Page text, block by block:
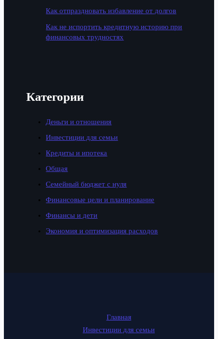
Как отпраздновать избавление от долгов
Как не испортить кредитную историю при
финансовых трудностях
Категории
Деньги и отношения
Инвестиции для семьи
Кредиты и ипотека
Общая
Семейный бюджет с нуля
Финансовые цели и планирование
Финансы и дети
Экономия и оптимизация расходов
Главная
Инвестиции для семьи